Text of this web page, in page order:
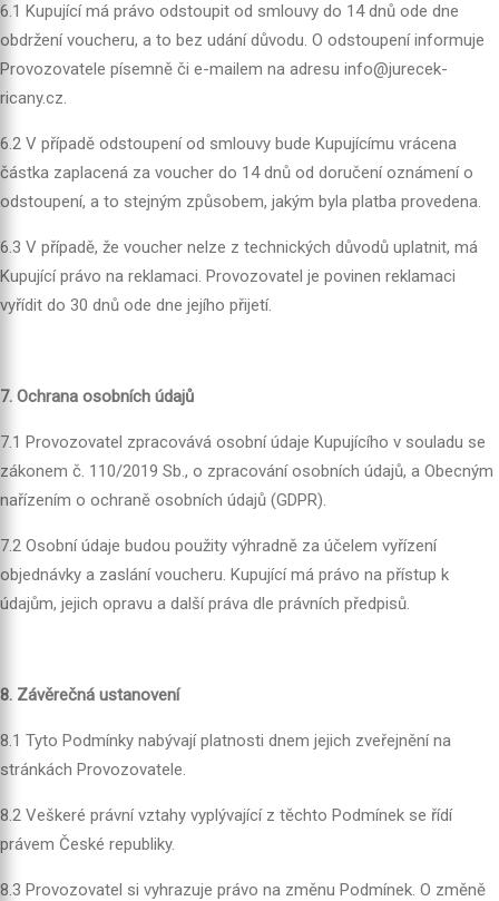
6.1 Kupující má právo odstoupit od smlouvy do 14 dnů ode dne
obdržení voucheru, a to bez udání důvodu. O odstoupení informuje
Provozovatele písemně či e-mailem na adresu info@jurecek-
ricany.cz.
6.2 V případě odstoupení od smlouvy bude Kupujícímu vrácena
částka zaplacená za voucher do 14 dnů od doručení oznámení o
odstoupení, a to stejným způsobem, jakým byla platba provedena.
6.3 V případě, že voucher nelze z technických důvodů uplatnit, má
Kupující právo na reklamaci. Provozovatel je povinen reklamaci
vyřídit do 30 dnů ode dne jejího přijetí.
7. Ochrana osobních údajů
7.1 Provozovatel zpracovává osobní údaje Kupujícího v souladu se
zákonem č. 110/2019 Sb., o zpracování osobních údajů, a Obecným
nařízením o ochraně osobních údajů (GDPR).
7.2 Osobní údaje budou použity výhradně za účelem vyřízení
objednávky a zaslání voucheru. Kupující má právo na přístup k
údajům, jejich opravu a další práva dle právních předpisů.
8. Závěrečná ustanovení
8.1 Tyto Podmínky nabývají platnosti dnem jejich zveřejnění na
stránkách Provozovatele.
8.2 Veškeré právní vztahy vyplývající z těchto Podmínek se řídí
právem České republiky.
8.3 Provozovatel si vyhrazuje právo na změnu Podmínek. O změně